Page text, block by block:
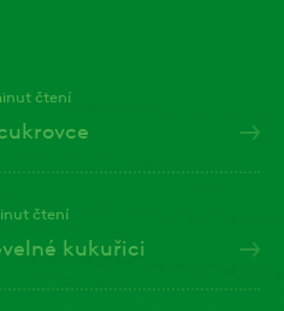
čtení
čtení
kukuřici